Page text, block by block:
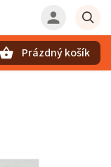
Prázdný košík